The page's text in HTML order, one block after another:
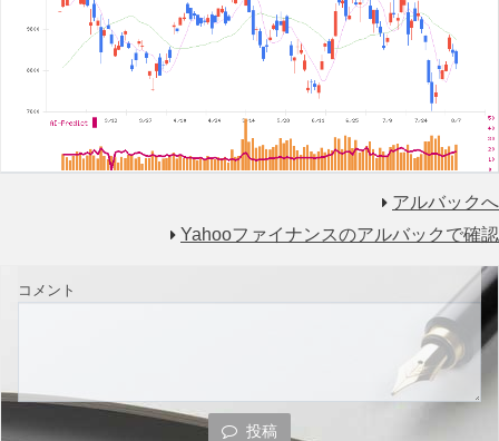
アルバックへ
Yahooファイナンスのアルバックで確認
コメント
投稿